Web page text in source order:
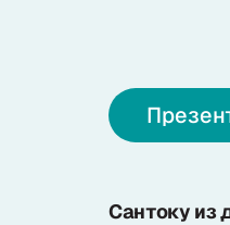
+7 (985) 682 65
Интернет-
Офис продаж
Сантоку из